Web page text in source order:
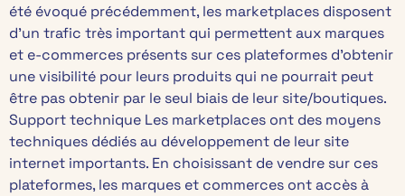
été évoqué précédemment, les marketplaces disposent
d’un trafic très important qui permettent aux marques
et e-commerces présents sur ces plateformes d’obtenir
une visibilité pour leurs produits qui ne pourrait peut
être pas obtenir par le seul biais de leur site/boutiques.
Support technique Les marketplaces ont des moyens
techniques dédiés au développement de leur site
internet importants. En choisissant de vendre sur ces
plateformes, les marques et commerces ont accès à